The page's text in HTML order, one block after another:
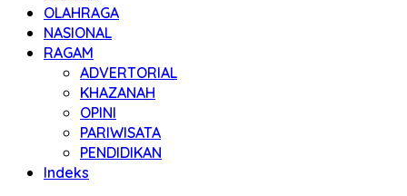
OLAHRAGA
NASIONAL
RAGAM
ADVERTORIAL
KHAZANAH
OPINI
PARIWISATA
PENDIDIKAN
Indeks